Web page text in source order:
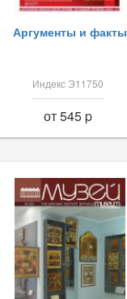
Аргументы и факты
Индекс Э11750
от 545 p